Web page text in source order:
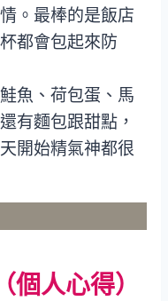
。最棒的是飯店
都會包起來防
魚、荷包蛋、馬
有麵包跟甜點，
開始精氣神都很
人心得）